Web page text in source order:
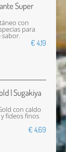
Super
con
para
sabor.
€ 4,19
| Sugakiya
con caldo
fideos finos
€ 4,69